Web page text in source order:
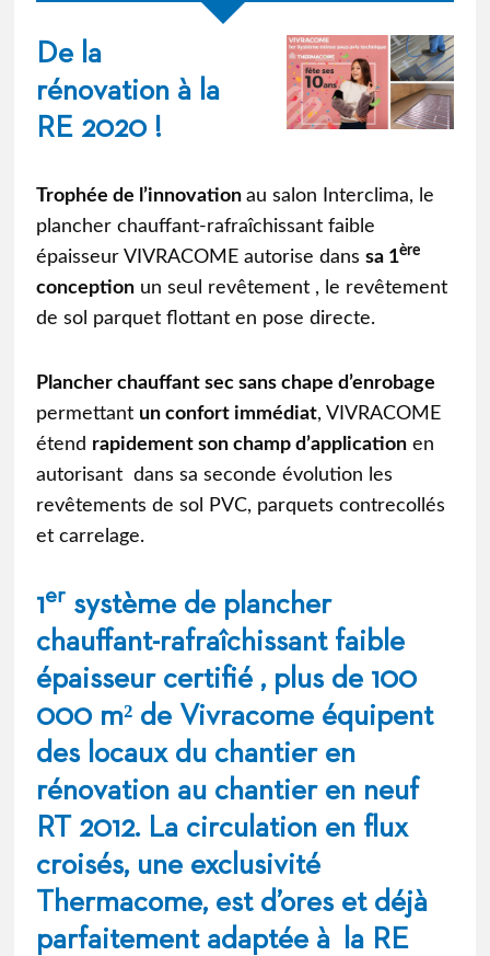
De la
rénovation à la
RE 2020 !
Trophée de l’innovationau salon Interclima, le
plancher chauffant-rafraîchissant faible
épaisseur VIVRACOME autorise danssa 1ère
conception un seul revêtement , le revêtement
de sol parquet flottant en pose directe.
Plancher chauffant sec sans chape d’enrobage
permettant un confort immédiat,VIVRACOME
étend rapidement son champ d’application en
autorisant dans sa seconde évolution les
revêtements de sol PVC, parquets contrecollés
et carrelage.
1er système de plancher
chauffant-rafraîchissant faible
épaisseur certifié , plus de 100
000 m² de Vivracome équipent
des locaux du chantier en
rénovation au chantier en neuf
RT 2012. La circulation en flux
croisés, une exclusivité
Thermacome, est d’ores et déjà
parfaitement adaptée à la RE